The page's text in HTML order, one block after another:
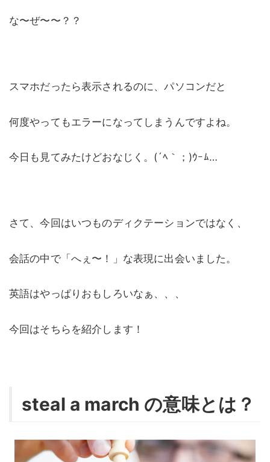
な〜ぜ〜〜？？
スマホだったら表示されるのに、パソコンだと
何度やってもエラーになってしまうんですよね。
今日も見てみたけどおなじく。(´ﾍ｀；)ｳｰﾑ…
さて、今回はいつものディクテーションではなく、
会話の中で「へぇ〜！」な表現に出会いました。
英語はやっぱりおもしろいなぁ、、、
今回はそちらを紹介します！
steal a march の意味とは？